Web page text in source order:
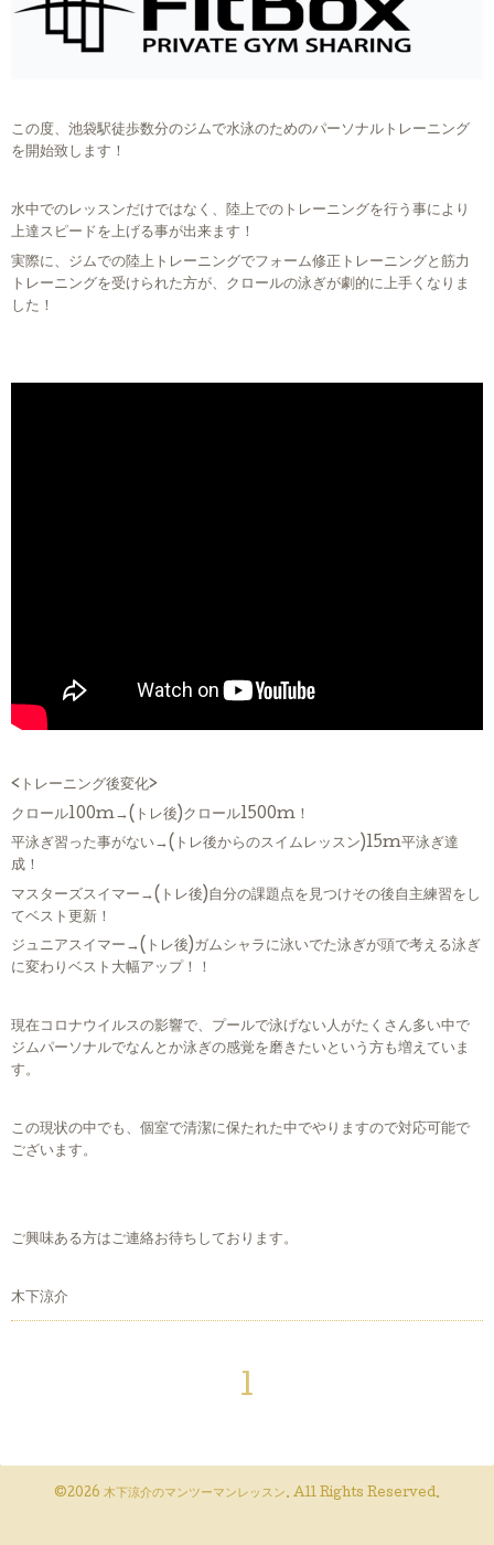
この度、池袋駅徒歩数分のジムで水泳のためのパーソナルトレーニング
を開始致します！
水中でのレッスンだけではなく、陸上でのトレーニングを行う事により
上達スピードを上げる事が出来ます！
実際に、ジムでの陸上トレーニングでフォーム修正トレーニングと筋力
トレーニングを受けられた方が、クロールの泳ぎが劇的に上手くなりま
した！
<トレーニング後変化>
クロール100m→(トレ後)クロール1500m！
平泳ぎ習った事がない→(トレ後からのスイムレッスン)15m平泳ぎ達
成！
マスターズスイマー→(トレ後)自分の課題点を見つけその後自主練習をし
てベスト更新！
ジュニアスイマー→(トレ後)ガムシャラに泳いでた泳ぎが頭で考える泳ぎ
に変わりベスト大幅アップ！！
現在コロナウイルスの影響で、プールで泳げない人がたくさん多い中で
ジムパーソナルでなんとか泳ぎの感覚を磨きたいという方も増えていま
す。
この現状の中でも、個室で清潔に保たれた中でやりますので対応可能で
ございます。
ご興味ある方はご連絡お待ちしております。
木下涼介
1
©2026 木下涼介のマンツーマンレッスン. All Rights Reserved.